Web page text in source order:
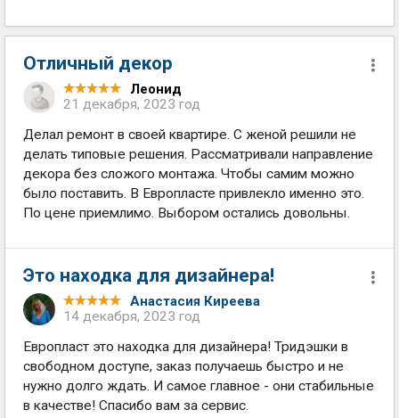
Отличный декор
Леонид
21 декабря, 2023 год
Делал ремонт в своей квартире. С женой решили не
делать типовые решения. Рассматривали направление
декора без сложого монтажа. Чтобы самим можно
было поставить. В Европласте привлекло именно это.
По цене приемлимо. Выбором остались довольны.
Это находка для дизайнера!
Анастасия Киреева
14 декабря, 2023 год
Европласт это находка для дизайнера! Тридэшки в
свободном доступе, заказ получаешь быстро и не
нужно долго ждать. И самое главное - они стабильные
в качестве! Спасибо вам за сервис.